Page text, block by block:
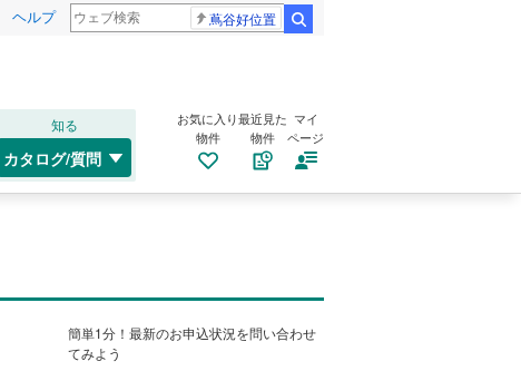
ヘルプ 蔦谷好位置
知る
カタログ/質問
お気に入り
物件
最近見た
物件
マイ
ページ
簡単1分！最新のお申込状況を問い合わせ
てみよう